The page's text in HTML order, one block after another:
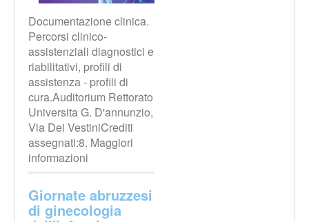
Documentazione clinica.
Percorsi clinico-
assistenziali diagnostici e
riabilitativi, profili di
assistenza - profili di
cura.Auditorium Rettorato
Universita G. D'annunzio,
Via Dei VestiniCrediti
assegnati:8. Maggiori
informazioni
Giornate abruzzesi
di ginecologia